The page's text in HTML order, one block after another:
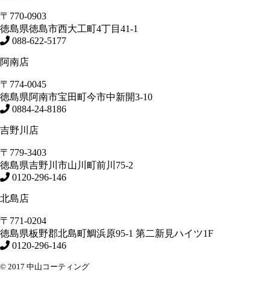
〒770-0903
徳島県徳島市西大工町4丁目41-1
088-622-5177
阿南店
〒774-0045
徳島県阿南市宝田町今市中新開3-10
0884-24-8186
吉野川店
〒779-3403
徳島県吉野川市山川町前川75-2
0120-296-146
北島店
〒771-0204
徳島県板野郡北島町鯛浜原95-1 第二新見ハイツ1F
0120-296-146
© 2017 中山コーティング